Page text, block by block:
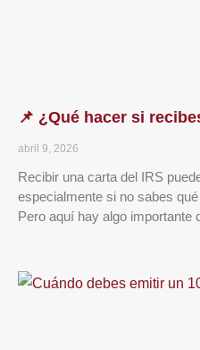
📌 ¿Qué hacer si
abril 9, 2026
Recibir una carta del IRS
especialmente si no sabes
Pero aquí hay algo importante